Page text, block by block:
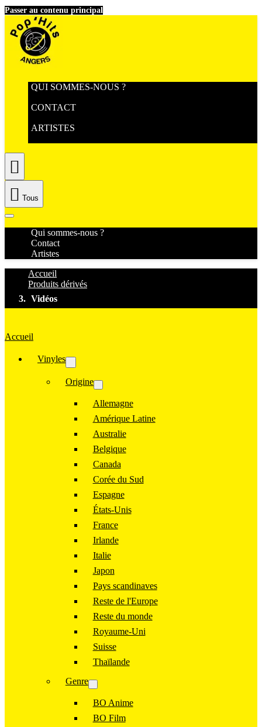
Passer au contenu principal
QUI SOMMES-NOUS ?
CONTACT
ARTISTES

 Tous
Qui sommes-nous ?
Contact
Artistes
Accueil
Produits dérivés
Vidéos
Accueil
Vinyles
Origine
Allemagne
Amérique Latine
Australie
Belgique
Canada
Corée du Sud
Espagne
États-Unis
France
Irlande
Italie
Japon
Pays scandinaves
Reste de l'Europe
Reste du monde
Royaume-Uni
Suisse
Thaïlande
Genre
BO Anime
BO Film